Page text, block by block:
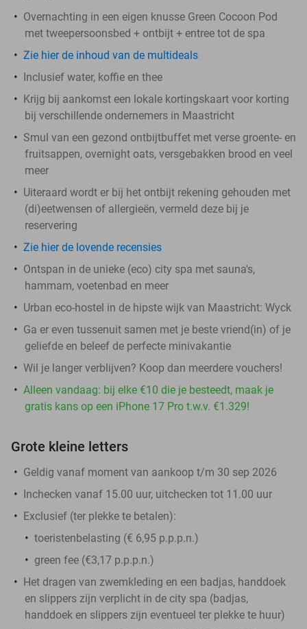
Overnachting in een eigen knusse Green Cocoon Pod
met tweepersoonsbed + ontbijt + entree tot de spa
Zie hier de inhoud van de multideals
Inclusief water, koffie en thee
Krijg bij aankomst een lokale kortingskaart voor korting
bij verschillende ondernemers in Maastricht
Smul van een gezond ontbijtbuffet met verse groente- en
fruitsappen, overnight oats, versgebakken brood en veel
meer
Uiteraard wordt er bij het ontbijt rekening gehouden met
(di)eetwensen of allergieën, vermeld deze bij je
reservering
Zie hier de lovende recensies
Ontspan in de unieke (eco) city spa met sauna's,
hammam, voetenbad en meer
Urban eco-hostel in de hipste wijk van Maastricht: Wyck
Ga er even tussenuit samen met je beste vriend(in) of je
geliefde en beleef de perfecte minivakantie
Wil je langer verblijven? Koop dan meerdere vouchers!
Alleen vandaag: bij elke €10 die je besteedt, maak je
gratis kans op een iPhone 17 Pro t.w.v. €1.329!
Grote kleine letters
Geldig vanaf moment van aankoop t/m 30 sep 2026
Inchecken vanaf 15.00 uur, uitchecken tot 11.00 uur
Exclusief (ter plekke te betalen):
toeristenbelasting (€ 6,95 p.p.p.n.)
green fee (€3,17 p.p.p.n.)
Het dragen van zwemkleding en een badjas, handdoek
en slippers zijn verplicht in de city spa (badjas,
handdoek en slippers zijn eventueel ter plekke te huur)